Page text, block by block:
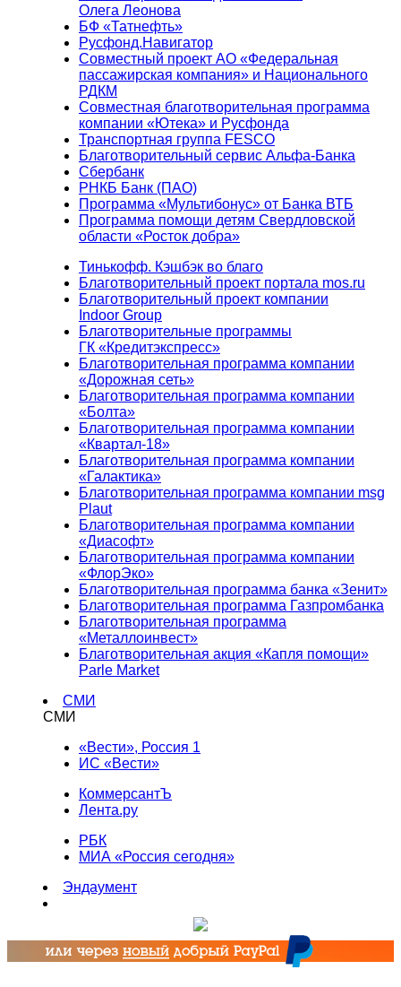
Олега Леонова
БФ «Татнефть»
Русфонд.Навигатор
Совместный проект АО «Федеральная
пассажирская компания» и Национального
РДКМ
Совместная благотворительная программа
компании «Ютека» и Русфонда
Транспортная группа FESCO
Благотворительный сервис Альфа-Банка
Сбербанк
РНКБ Банк (ПАО)
Программа «Мультибонус» от Банка ВТБ
Программа помощи детям Свердловской
области «Росток добра»
Тинькофф. Кэшбэк во благо
Благотворительный проект портала mos.ru
Благотворительный проект компании
Indoor Group
Благотворительные программы
ГК «Кредитэкспресс»
Благотворительная программа компании
«Дорожная сеть»
Благотворительная программа компании
«Болта»
Благотворительная программа компании
«Квартал-18»
Благотворительная программа компании
«Галактика»
Благотворительная программа компании msg
Plaut
Благотворительная программа компании
«Диасофт»
Благотворительная программа компании
«ФлорЭко»
Благотворительная программа банка «Зенит»
Благотворительная программа Газпромбанка
Благотворительная программа
«Металлоинвест»
Благотворительная акция «Капля помощи»
Parle Market
СМИ
СМИ
«Вести», Россия 1
ИС «Вести»
КоммерсантЪ
Лента.ру
РБК
МИА «Россия сегодня»
Эндаумент